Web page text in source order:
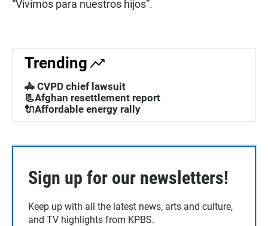
“Vivimos para nuestros hijos”.
Trending
🚓 CVPD chief lawsuit
📃Afghan resettlement report
🔌Affordable energy rally
Sign up for our newsletters!
Keep up with all the latest news, arts and culture,
and TV highlights from KPBS.